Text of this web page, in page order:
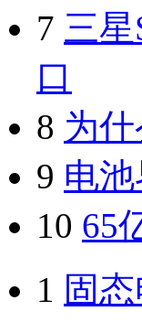
7 三
口
8 为
9 电
10 65
1 固